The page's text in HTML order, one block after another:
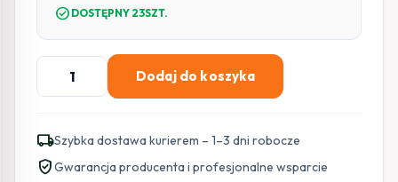
check_circle DOSTĘPNY 23SZT.
ilość
KAMERA
HIKVISION
DS-
2CD2T43G2-
Dodaj do koszyka
local_shippingSzybka dostawa kurierem – 1–3 dni robocze
verified_userGwarancja producenta i profesjonalne wsparcie